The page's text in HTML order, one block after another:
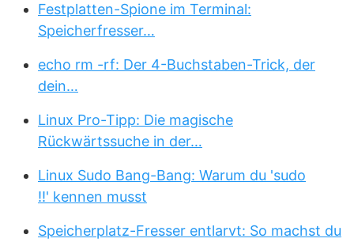
Festplatten-Spione im Terminal:
Speicherfresser…
echo rm -rf: Der 4-Buchstaben-Trick, der
dein…
Linux Pro-Tipp: Die magische
Rückwärtssuche in der…
Linux Sudo Bang-Bang: Warum du 'sudo
!!' kennen musst
Speicherplatz-Fresser entlarvt: So machst du